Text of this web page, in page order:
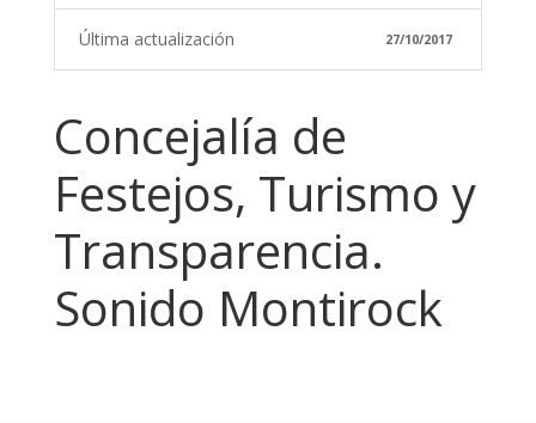
Última actualización 27/10/2017
Concejalía de
Festejos, Turismo y
Transparencia.
Sonido Montirock